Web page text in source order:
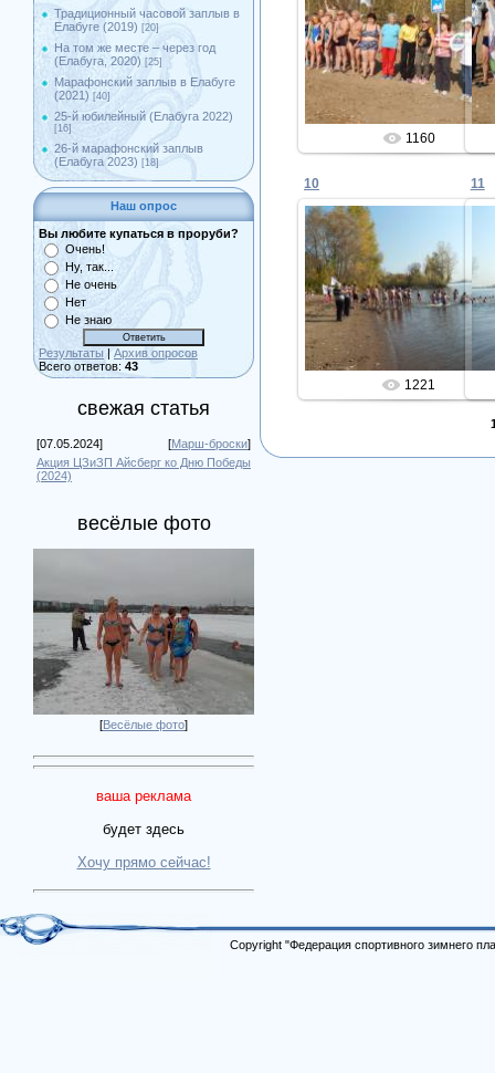
Традиционный часовой заплыв в
Елабуге (2019) [20]
На том же месте – через год
(Елабуга, 2020) [25]
Марафонский заплыв в Елабуге
(2021) [40]
25-й юбилейный (Елабуга 2022)
[16]
26-й марафонский заплыв
(Елабуга 2023) [18]
Наш опрос
Вы любите купаться в проруби?
Очень!
Ну, так...
Не очень
Нет
Не знаю
Результаты | Архив опросов
Всего ответов: 43
свежая статья
[07.05.2024] [Марш-броски]
Акция ЦЗиЗП Айсберг ко Дню Победы
(2024)
весёлые фото
[Весёлые фото]
ваша реклама
будет здесь
Хочу прямо сейчас!
30.09.2015
Admin
1160
10
30.09.2015
Admin
1221
11
Copyright "Федерация спортивного зимнего